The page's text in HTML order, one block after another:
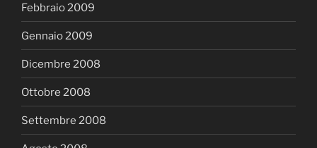
Febbraio 2009
Gennaio 2009
Dicembre 2008
Ottobre 2008
Settembre 2008